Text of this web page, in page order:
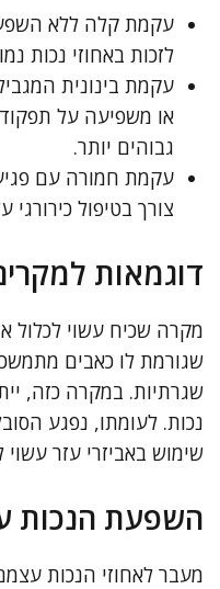
עקמת קלה ללא
לזכות באחוזי נכות
עקמת בינונית
או משפיעה על תפקוד
גבוהים יותר.
עקמת חמורה עם
צורך בטיפול
דוגמאות
מקרה שכיח עשוי
שגורמת לו כאבים
נכות. לעומתו, נפגע
שימוש באביזרי עזר עשוי לזכות ב-50 אחוזי
השפעת הנכות
מעבר לאחוזי הנכות